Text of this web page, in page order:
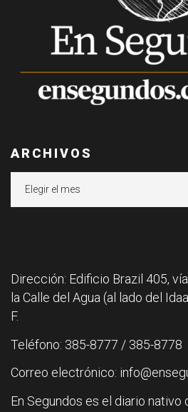
ARCHIVOS
Dirección: Edificio Brazil 405,
la Calle del Agua (al lado del
F.
Teléfono: 385-8777 / 385-8778
Correo electrónico:
En Segundos es el diario nativo